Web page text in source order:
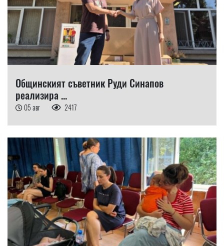
Общинският съветник Руди Синапов
реализира ...
05 авг 2417